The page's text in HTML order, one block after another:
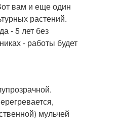
вам и еще один
растений.
- 5 лет без
- работы будет
мульчей